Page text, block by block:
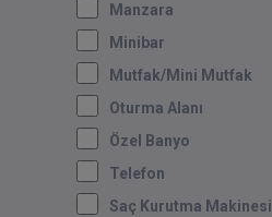
Manzara
Minibar
Mutfak/mini Mutfak
Oturma Alanı
Özel Banyo
Telefon
Saç Kurutma Makinesi